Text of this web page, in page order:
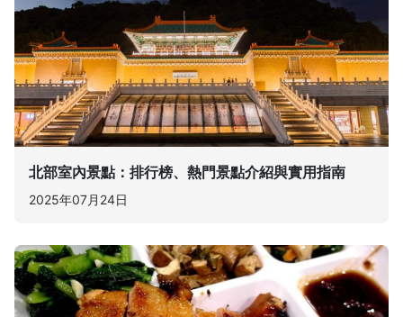
北部室內景點：排行榜、熱門景點介紹與實用指南
2025年07月24日